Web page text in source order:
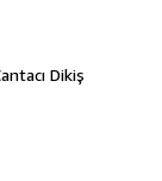
Dikiş